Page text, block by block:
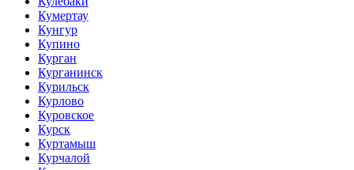
Кумертау
Кунгур
Купино
Курган
Курганинск
Курильск
Курлово
Куровское
Курск
Куртамыш
Курчалой